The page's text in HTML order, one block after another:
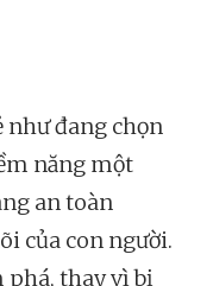
như đang chọn
năng một
an toàn
của con người.
phá, thay vì bị